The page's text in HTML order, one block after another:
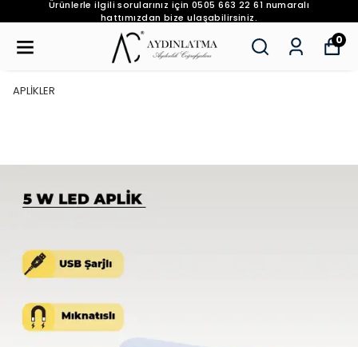
Ürünlerle ilgili sorularınız için 0505 663 22 61 numaralı
hattımızdan bize ulaşabilirsiniz.
0
APLİKLER